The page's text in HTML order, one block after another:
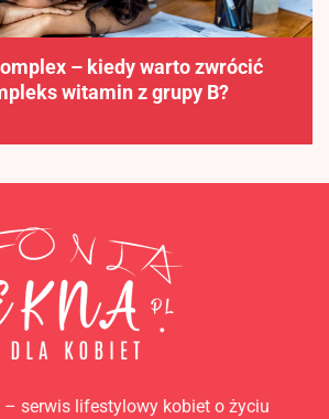
– kiedy warto zwrócić
witamin z grupy B?
serwis lifestylowy kobiet o życiu